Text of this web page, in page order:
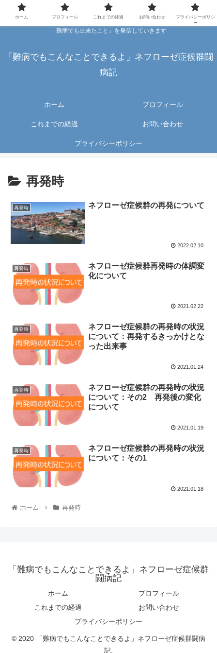
「難病でも出来たこと」を発信していきます
「難病でもこんなことできるよ」ネフローゼ症候群闘
病記
ホーム プロフィール
これまでの経過 お問い合わせ
プライバシーポリシー
再発時
再発時 ネフローゼ症候群の再発について
2022.02.10
再発時
ネフローゼ症候群再発時の体調変
化について
2021.02.22
再発時
ネフローゼ症候群の再発時の状況
について：再発するきっかけとな
った出来事
2021.01.24
再発時
ネフローゼ症候群の再発時の状況
について：その2 再発後の変化
について
2021.01.19
再発時
ネフローゼ症候群の再発時の状況
について：その1
2021.01.18
ホーム 再発時
「難病でもこんなことできるよ」ネフローゼ症候群
闘病記
ホーム
プロフィール
これまでの経過
お問い合わせ
プライバシーポリシー
© 2020 「難病でもこんなことできるよ」ネフローゼ症候群闘病
記.
ホーム プロフィール これまでの経過 お問い合わせ
プライバシーポリシ
ー